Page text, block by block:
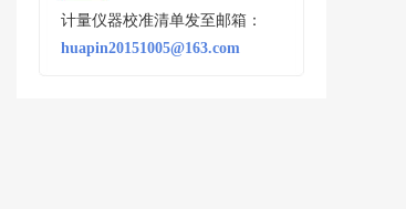
计量仪器校准清单发至邮箱：
huapin20151005@163.com